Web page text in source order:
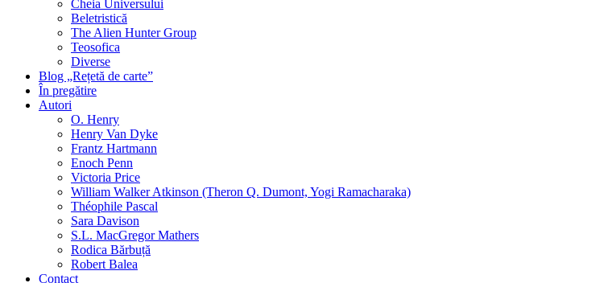
Cheia Universului
Beletristică
The Alien Hunter Group
Teosofica
Diverse
Blog „Rețetă de carte”
În pregătire
Autori
O. Henry
Henry Van Dyke
Frantz Hartmann
Enoch Penn
Victoria Price
William Walker Atkinson (Theron Q. Dumont, Yogi Ramacharaka)
Théophile Pascal
Sara Davison
S.L. MacGregor Mathers
Rodica Bărbuță
Robert Balea
Contact